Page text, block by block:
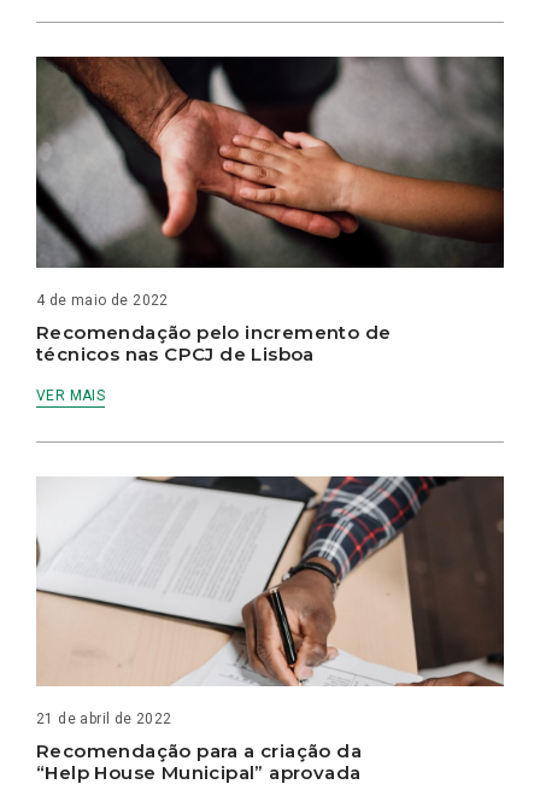
4 de maio de 2022
Recomendação pelo incremento de
técnicos nas CPCJ de Lisboa
VER MAIS
21 de abril de 2022
Recomendação para a criação da
“Help House Municipal” aprovada